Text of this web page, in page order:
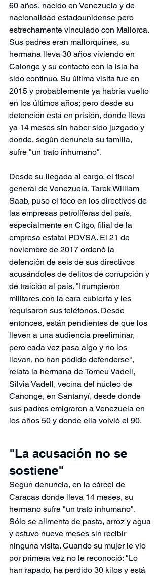
60 años, nacido en Venezuela y de
nacionalidad estadounidense pero
estrechamente vinculado con Mallorca.
Sus padres eran mallorquines, su
hermana lleva 30 años viviendo en
Calonge y su contacto con la isla ha
sido continuo. Su última visita fue en
2015 y probablemente ya habría vuelto
en los últimos años; pero desde su
detención está en prisión, donde lleva
ya 14 meses sin haber sido juzgado y
donde, según denuncia su familia,
sufre "un trato inhumano".
Desde su llegada al cargo, el fiscal
general de Venezuela, Tarek William
Saab, puso el foco en los directivos de
las empresas petrolíferas del país,
especialmente en Citgo, filial de la
empresa estatal PDVSA. El 21 de
noviembre de 2017 ordenó la
detención de seis de sus directivos
acusándoles de delitos de corrupción y
de traición al país. "Irrumpieron
militares con la cara cubierta y les
requisaron sus teléfonos. Desde
entonces, están pendientes de que los
lleven a una audiencia preeliminar,
pero cada vez pasa algo y no los
llevan, no han podido defenderse",
relata la hermana de Tomeu Vadell,
Silvia Vadell, vecina del núcleo de
Canonge, en Santanyí, desde donde
sus padres emigraron a Venezuela en
los años 50 y donde ella volvió el 90.
"La acusación no se
sostiene"
Según denuncia, en la cárcel de
Caracas donde lleva 14 meses, su
hermano sufre "un trato inhumano".
Sólo se alimenta de pasta, arroz y agua
y estuvo nueve meses sin recibir
ninguna visita. Cuando su mujer le vio
por primera vez no le reconoció: "Lo
han rapado, ha perdido 30 kilos y está